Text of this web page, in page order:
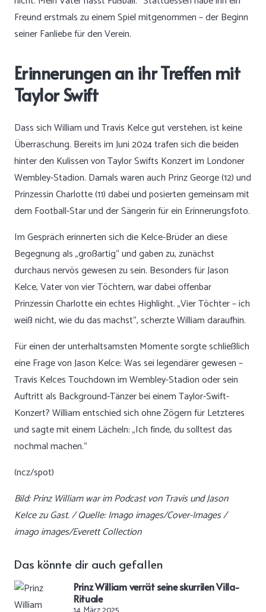
Freund erstmals zu einem Spiel mitgenommen – der Beginn
seiner Fanliebe für den Verein.
Erinnerungen an ihr Treffen mit
Taylor Swift
Dass sich William und Travis Kelce gut verstehen, ist keine
Überraschung. Bereits im Juni 2024 trafen sich die beiden
hinter den Kulissen von Taylor Swifts Konzert im Londoner
Wembley-Stadion. Damals waren auch Prinz George (12) und
Prinzessin Charlotte (11) dabei und posierten gemeinsam mit
dem Football-Star und der Sängerin für ein Erinnerungsfoto.
Im Gespräch erinnerten sich die Kelce-Brüder an diese
Begegnung als „großartig“ und gaben zu, zunächst
durchaus nervös gewesen zu sein. Besonders für Jason
Kelce, Vater von vier Töchtern, war dabei offenbar
Prinzessin Charlotte ein echtes Highlight. „Vier Töchter – ich
weiß nicht, wie du das machst“, scherzte William daraufhin.
Für einen der unterhaltsamsten Momente sorgte schließlich
eine Frage von Jason Kelce: Was sei legendärer gewesen –
Travis Kelces Touchdown im Wembley-Stadion oder sein
Auftritt als Background-Tänzer bei einem Taylor-Swift-
Konzert? William entschied sich ohne Zögern für Letzteres
und sagte mit einem Lächeln: „Ich finde, du solltest das
nochmal machen.“
(ncz/spot)
Bild: Prinz William war im Podcast von Travis und Jason
Kelce zu Gast. / Quelle: Imago images/Cover-Images /
imago images/Everett Collection
Das könnte dir auch gefallen
Prinz William verrät seine skurrilen Villa-
Rituale